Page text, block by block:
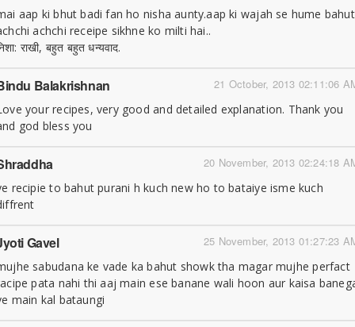
aap ki bhut badi fan ho nisha aunty.aap ki wajah se hume bahut
achchi receipe sikhne ko milti hai..
राखी, बहुत बहुत धन्यवाद.
21 October, 2013 02:11:06
Balakrishnan
your recipes, very good and detailed explanation. Thank you
god bless you
20 November, 2013 02:24:18
recipie to bahut purani h kuch new ho to bataiye isme kuch
25 November, 2013 01:27:23
Gavel
sabudana ke vade ka bahut showk tha magar mujhe perfact
pata nahi thi aaj main ese banane wali hoon aur kaisa
main kal bataungi